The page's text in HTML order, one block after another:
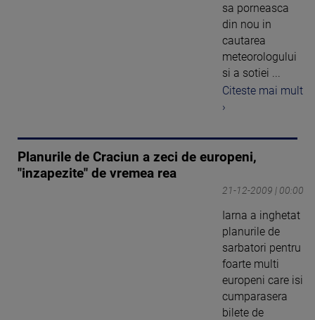
sa porneasca
din nou in
cautarea
meteorologului
si a sotiei ...
Citeste mai mult
›
Planurile de Craciun a zeci de europeni,
"inzapezite" de vremea rea
21-12-2009 | 00:00
Iarna a inghetat
planurile de
sarbatori pentru
foarte multi
europeni care isi
cumparasera
bilete de